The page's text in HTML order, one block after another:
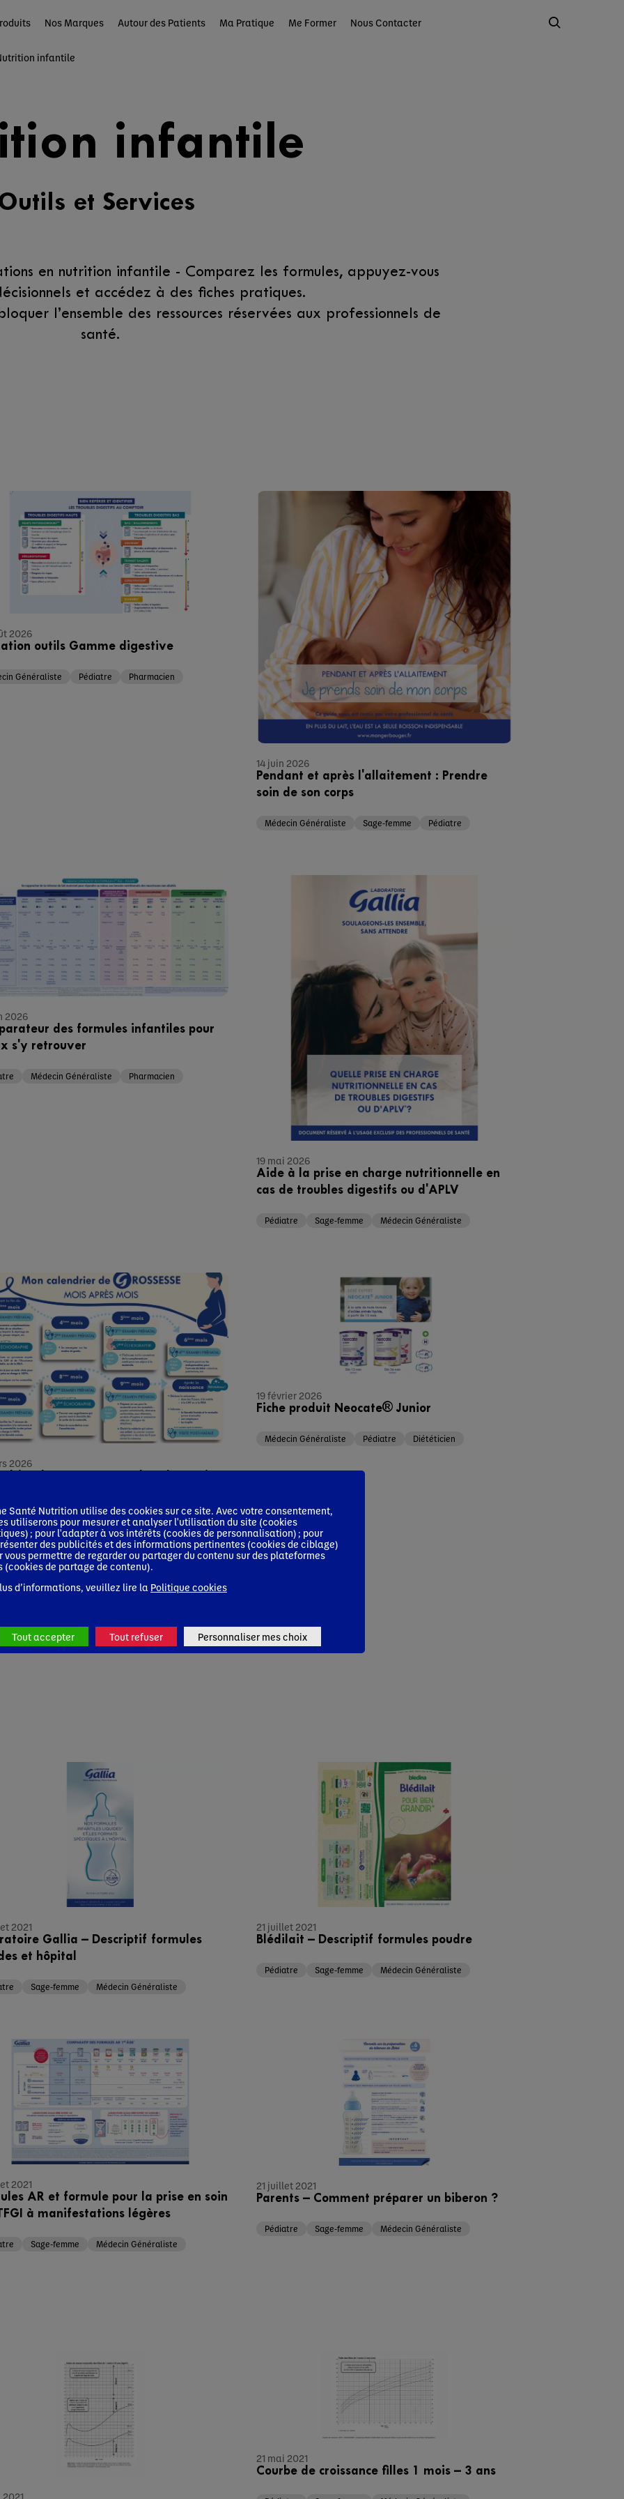
Nos Marques Autour des Patients Ma Pratique Me Former Nous Contacter
infantile
infantile
et Services
en nutrition infantile - Comparez les formules, appuyez-vous
et accédez à des fiches pratiques.
l’ensemble des ressources réservées aux professionnels de
santé.
2026
outils Gamme digestive
Généraliste Pédiatre Pharmacien
14 juin 2026
Pendant et après l'allaitement : Prendre
soin de son corps
Médecin Généraliste Sage-femme Pédiatre
2026
des formules infantiles pour
s'y retrouver
Médecin Généraliste Pharmacien
19 mai 2026
Aide à la prise en charge nutritionnelle en
cas de troubles digestifs ou d'APLV
Pédiatre Sage-femme Médecin Généraliste
2026
Généraliste Pédiatre Sage-femme
19 février 2026
Fiche produit Neocate® Junior
Médecin Généraliste Pédiatre Diététicien
2021
Gallia – Descriptif formules
et hôpital
Sage-femme Médecin Généraliste
21 juillet 2021
Blédilait – Descriptif formules poudre
Pédiatre Sage-femme Médecin Généraliste
2021
AR et formule pour la prise en soin
à manifestations légères
Sage-femme Médecin Généraliste
21 juillet 2021
Parents – Comment préparer un biberon ?
Pédiatre Sage-femme Médecin Généraliste
2021
21 mai 2021
Courbe de croissance filles 1 mois – 3 ans
Santé Nutrition utilise des cookies sur ce site. Avec votre consentement,
utiliserons pour mesurer et analyser l'utilisation du site (cookies
; pour l'adapter à vos intérêts (cookies de personnalisation) ; pour
des publicités et des informations pertinentes (cookies de ciblage)
vous permettre de regarder ou partager du contenu sur des plateformes
(cookies de partage de contenu).
d’informations, veuillez lire la Politique cookies
Tout accepter Tout refuser Personnaliser mes choix